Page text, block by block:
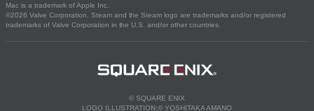
Mac is a trademark of Apple Inc.
©2026 Valve Corporation. Steam and the Steam logo are trademarks and/or registered
trademarks of Valve Corporation in the U.S. and/or other countries.
© SQUARE ENIX
LOGO ILLUSTRATION:© YOSHITAKA AMANO